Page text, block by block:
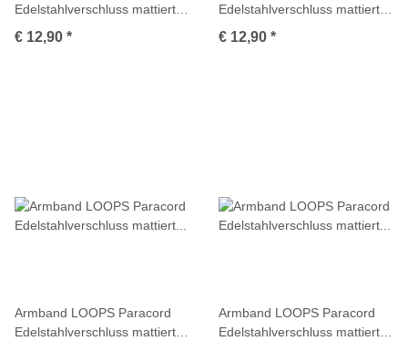
Edelstahlverschluss mattiert
Kaki
€ 12,90 *
Edelstahlverschluss mattiert
Korallrot
€ 12,90 *
Armband LOOPS Paracord
Edelstahlverschluss mattiert
Armband LOOPS Paracord
Edelstahlverschluss mattiert